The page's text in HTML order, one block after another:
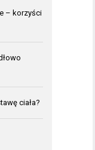
– korzyści
ciała?